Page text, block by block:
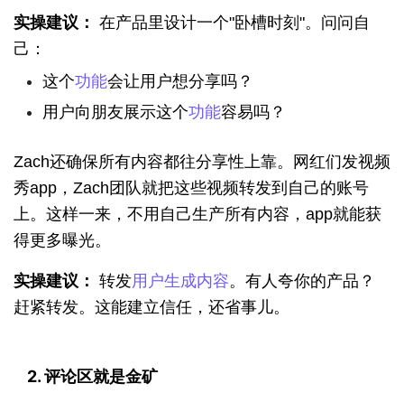
实操建议： 在产品里设计一个"卧槽时刻"。问问自
己：
这个功能会让用户想分享吗？
用户向朋友展示这个功能容易吗？
Zach还确保所有内容都往分享性上靠。网红们发视频
秀app，Zach团队就把这些视频转发到自己的账号
上。这样一来，不用自己生产所有内容，app就能获
得更多曝光。
实操建议： 转发用户生成内容。有人夸你的产品？
赶紧转发。这能建立信任，还省事儿。
2. 评论区就是金矿